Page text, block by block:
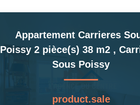
Appartement Carrieres
Poissy 2 pièce(s) 38 m2 ,
Sous Poissy
product.sale